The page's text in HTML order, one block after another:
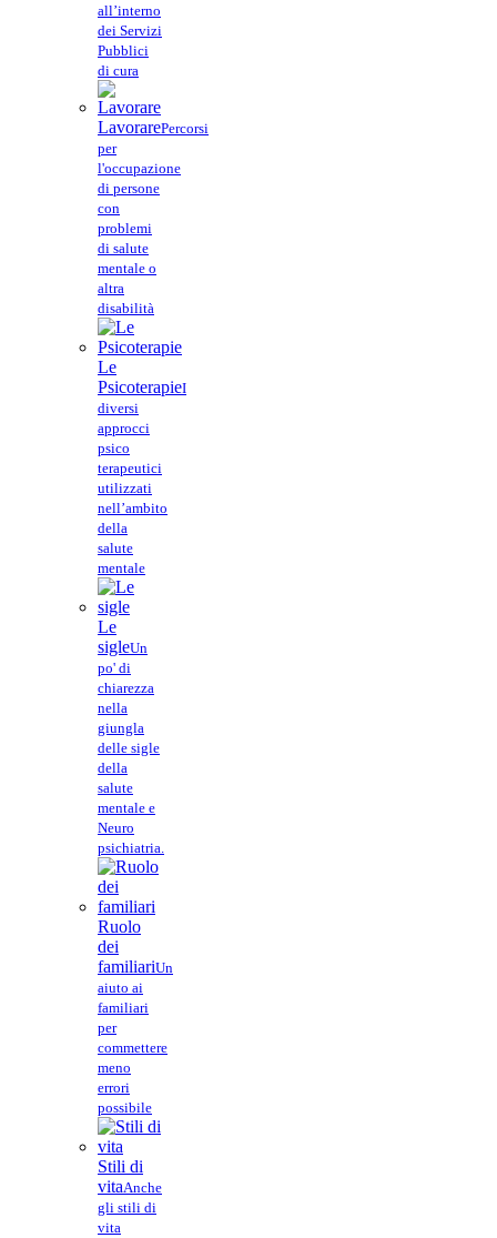
all’interno
dei Servizi
Pubblici
di cura
LavorarePercorsi
per
l'occupazione
di persone
con
problemi
di salute
mentale o
altra
disabilità
Le
PsicoterapieI
diversi
approcci
psico
terapeutici
utilizzati
nell’ambito
della
salute
mentale
Le
sigleUn
po' di
chiarezza
nella
giungla
delle sigle
della
salute
mentale e
Neuro
psichiatria.
Ruolo
dei
familiariUn
aiuto ai
familiari
per
commettere
meno
errori
possibile
Stili di
vitaAnche
gli stili di
vita